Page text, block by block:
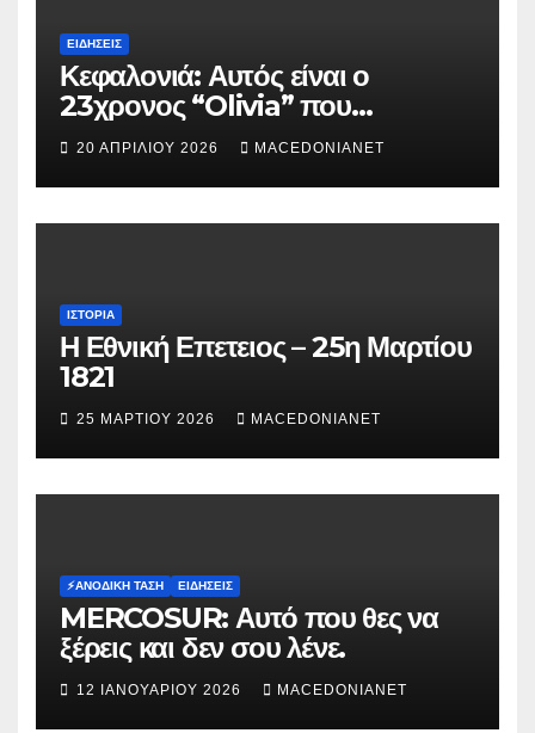
ΕΙΔΉΣΕΙΣ
Κεφαλονιά: Αυτός είναι ο
23χρονος “Olivia” που
κατηγορείται για τον θάνατο της
Μυρτούς
20 ΑΠΡΙΛΊΟΥ 2026 MACEDONIANET
ΙΣΤΟΡΊΑ
Η Εθνική Επετειος – 25η Μαρτίου
1821
25 ΜΑΡΤΊΟΥ 2026 MACEDONIANET
⚡️ΑΝΟΔΙΚΉ ΤΆΣΗ ΕΙΔΉΣΕΙΣ
MERCOSUR: Αυτό που θες να
ξέρεις και δεν σου λένε.
12 ΙΑΝΟΥΑΡΊΟΥ 2026 MACEDONIANET